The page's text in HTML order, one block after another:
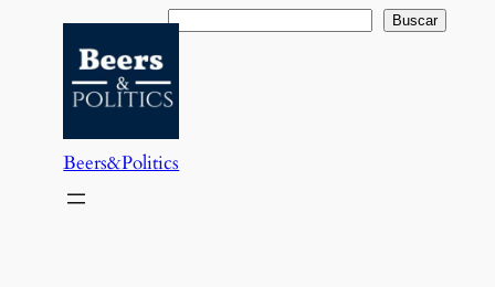
contenido
Buscar Buscar
Beers&Politics